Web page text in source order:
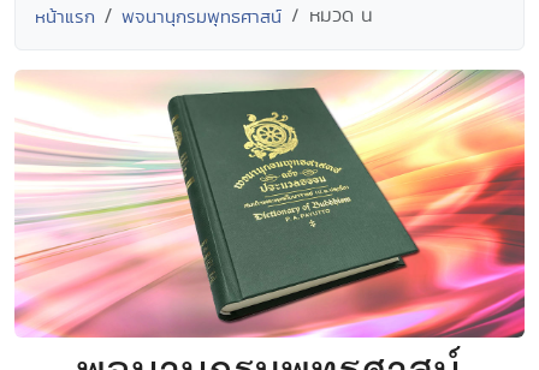
หน้าแรก พจนานุกรมพุทธศาสน์ หมวด น